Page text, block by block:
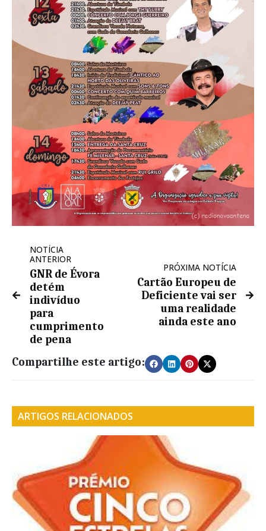
NOTÍCIA
ANTERIOR
GNR de Évora
detém
indivíduo
para
cumprimento
de pena
PRÓXIMA NOTÍCIA
Cartão Europeu de
Deficiente vai ser
uma realidade
ainda este ano
Compartilhe este artigo:
ARTIGOS RELACIONADOS